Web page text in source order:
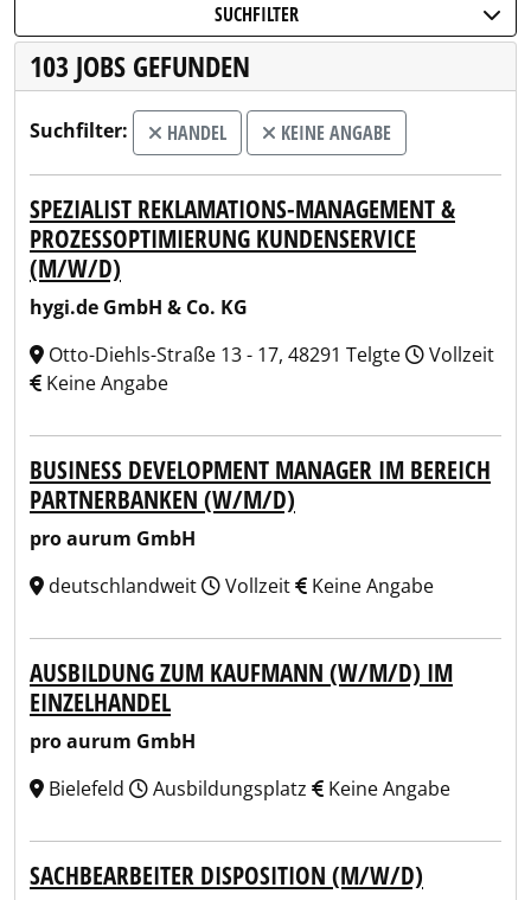
SUCHFILTER
103 JOBS GEFUNDEN
Suchfilter: HANDEL KEINE ANGABE
SPEZIALIST REKLAMATIONS-MANAGEMENT &
PROZESSOPTIMIERUNG KUNDENSERVICE
(M/W/D)
hygi.de GmbH & Co. KG
Otto-Diehls-Straße 13 - 17, 48291 Telgte
Vollzeit
Keine Angabe
BUSINESS DEVELOPMENT MANAGER IM BEREICH
PARTNERBANKEN (W/M/D)
pro aurum GmbH
deutschlandweit
Vollzeit Keine Angabe
AUSBILDUNG ZUM KAUFMANN (W/M/D) IM
EINZELHANDEL
pro aurum GmbH
Bielefeld
Ausbildungsplatz Keine Angabe
SACHBEARBEITER DISPOSITION (M/W/D)